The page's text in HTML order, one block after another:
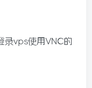
录vps使用VNC的